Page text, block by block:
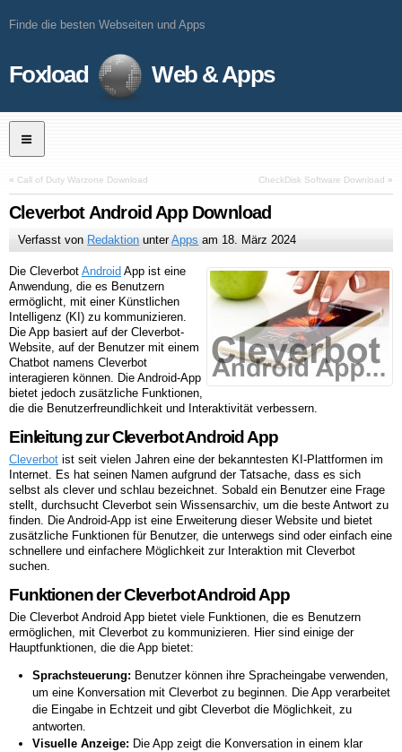
Finde die besten Webseiten und Apps
Foxload Web & Apps
« Call of Duty Warzone Download CheckDisk Software Download »
Cleverbot Android App Download
Verfasst von Redaktion unterApps am 18. März 2024
Die Cleverbot Android App ist eine
Anwendung, die es Benutzern
ermöglicht, mit einer Künstlichen
Intelligenz (KI) zu kommunizieren.
Die App basiert auf der Cleverbot-
Website, auf der Benutzer mit einem
Chatbot namens Cleverbot
interagieren können. Die Android-App
bietet jedoch zusätzliche Funktionen,
die die Benutzerfreundlichkeit und Interaktivität verbessern.
Einleitung zur Cleverbot Android App
Cleverbot ist seit vielen Jahren eine der bekanntesten KI-Plattformen im
Internet. Es hat seinen Namen aufgrund der Tatsache, dass es sich
selbst als clever und schlau bezeichnet. Sobald ein Benutzer eine Frage
stellt, durchsucht Cleverbot sein Wissensarchiv, um die beste Antwort zu
finden. Die Android-App ist eine Erweiterung dieser Website und bietet
zusätzliche Funktionen für Benutzer, die unterwegs sind oder einfach eine
schnellere und einfachere Möglichkeit zur Interaktion mit Cleverbot
suchen.
Funktionen der Cleverbot Android App
Die Cleverbot Android App bietet viele Funktionen, die es Benutzern
ermöglichen, mit Cleverbot zu kommunizieren. Hier sind einige der
Hauptfunktionen, die die App bietet:
Sprachsteuerung: Benutzer können ihre Spracheingabe verwenden,
um eine Konversation mit Cleverbot zu beginnen. Die App verarbeitet
die Eingabe in Echtzeit und gibt Cleverbot die Möglichkeit, zu
antworten.
Visuelle Anzeige: Die App zeigt die Konversation in einem klar